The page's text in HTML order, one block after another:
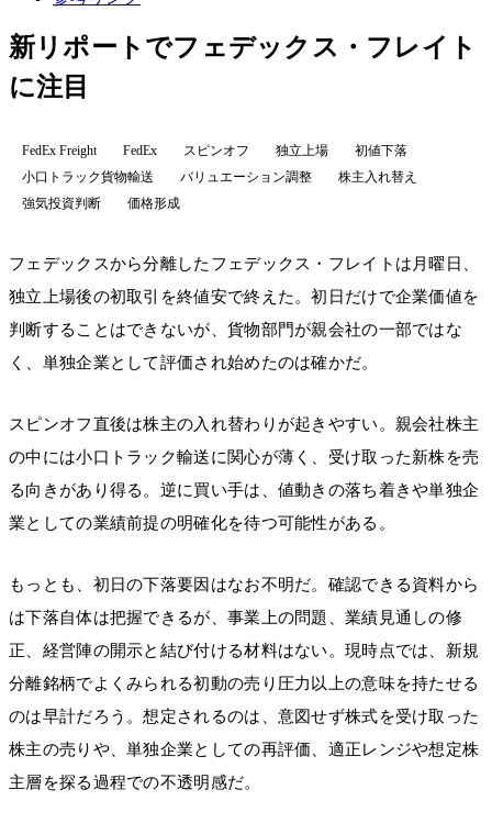
新リポートでフェデックス・フレイト
に注目
FedEx Freight FedEx スピンオフ 独立上場
初値下落
小口トラック貨物輸送
バリュエーション調整
株主入れ替え
強気投資判断
価格形成
フェデックスから分離したフェデックス・フレイトは月曜日、
独立上場後の初取引を終値安で終えた。初日だけで企業価値を
判断することはできないが、貨物部門が親会社の一部ではな
く、単独企業として評価され始めたのは確かだ。
スピンオフ直後は株主の入れ替わりが起きやすい。親会社株主
の中には小口トラック輸送に関心が薄く、受け取った新株を売
る向きがあり得る。逆に買い手は、値動きの落ち着きや単独企
業としての業績前提の明確化を待つ可能性がある。
もっとも、初日の下落要因はなお不明だ。確認できる資料から
は下落自体は把握できるが、事業上の問題、業績見通しの修
正、経営陣の開示と結び付ける材料はない。現時点では、新規
分離銘柄でよくみられる初動の売り圧力以上の意味を持たせる
のは早計だろう。想定されるのは、意図せず株式を受け取った
株主の売りや、単独企業としての再評価、適正レンジや想定株
主層を探る過程での不透明感だ。